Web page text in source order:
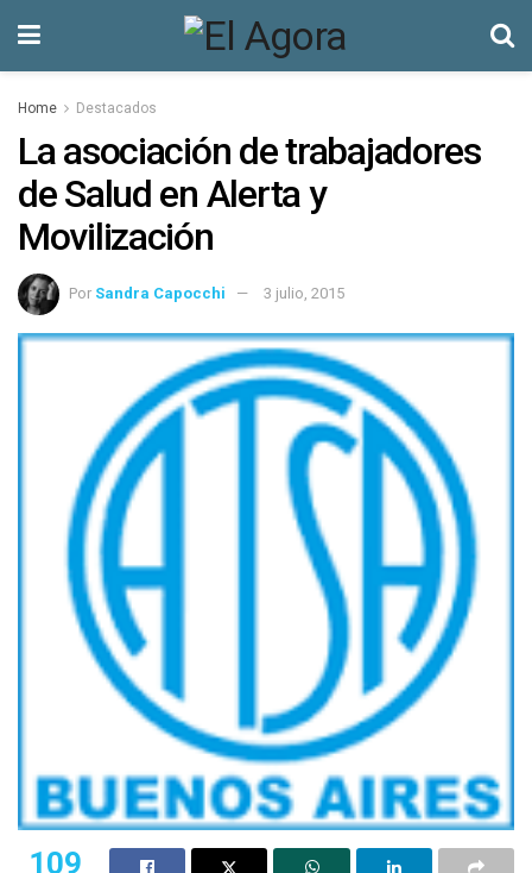
Home Destacados
La asociación de trabajadores
de Salud en Alerta y
Movilización
Por Sandra Capocchi 3 julio, 2015
109